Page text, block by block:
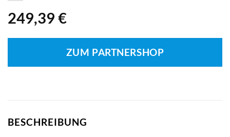
249,39 €
ZUM PARTNERSHOP
BESCHREIBUNG